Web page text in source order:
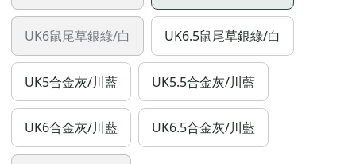
UK6鼠尾草銀綠/白 UK6.5鼠尾草銀綠/白
UK5合金灰/川藍 UK5.5合金灰/川藍
UK6合金灰/川藍 UK6.5合金灰/川藍